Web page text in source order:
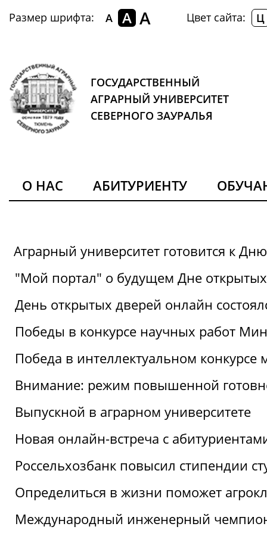
Размер шрифта: A A A Цвет сайта: Ц
ГОСУДАРСТВЕННЫЙ
АГРАРНЫЙ УНИВЕРСИТЕТ
СЕВЕРНОГО ЗАУРАЛЬЯ
О НАС АБИТУРИЕНТУ
Аграрный университет готовится к
"Мой портал" о будущем Дне
День открытых дверей онлайн
Победы в конкурсе научных работ
Победа в интеллектуальном конкурсе
Внимание: режим повышенной
Выпускной в аграрном университете
Новая онлайн-встреча с
Россельхозбанк повысил стипендии
Определиться в жизни поможет
Международный инженерный